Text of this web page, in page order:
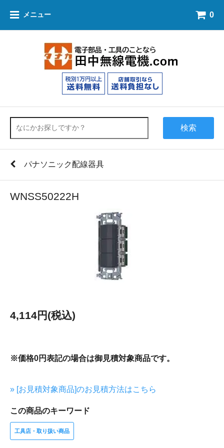
メニュー 0
検索
パナソニック配線器具
WNSS50222H
4,114円(税込)
※価格0円表記の場合は御見積対象商品です。
» [お見積対象商品]のお見積方法はこちら
この商品のキーワード
工具店・取り扱い商品